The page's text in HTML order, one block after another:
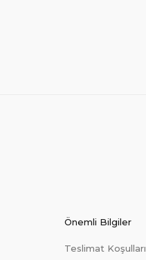
Önemli Bilgiler
Teslimat Koşulları